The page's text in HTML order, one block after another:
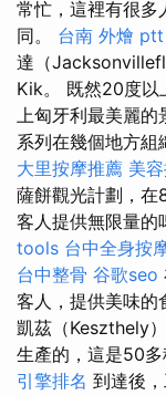
常忙，這裡有很多
同。 台南 外燴 ptt
達（
Kik。 既然20度以
上匈牙利最美麗的
系列在幾個地方組
大里按摩推薦 美
薩餅觀光計劃，在
客人提供無限量的
tools 台中全身按
台中整骨 谷歌seo
客人，提供美味的
凱茲（Keszthely
生產的，這是50多
引擎排名 到達後